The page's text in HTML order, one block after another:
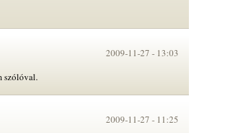
2009-11-27 - 13:03
szólóval.
2009-11-27 - 11:25